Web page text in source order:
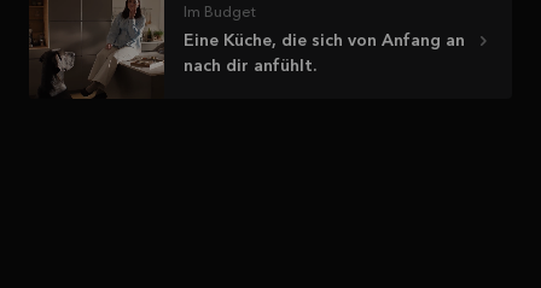
Im Budget
Eine Küche, die sich von Anfang an
nach dir anfühlt.